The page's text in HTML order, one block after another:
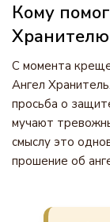
Кому
С момента
Ангел
просьба о
мучают
смыслу это
прошение об